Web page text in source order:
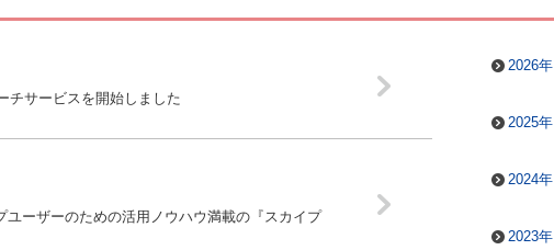
広報、IR、事業提携等に関するお問合せ
チサービスを開始しました
ユーザーのための活用ノウハウ満載の『スカイプ
2026年
2025年
2024年
2023年